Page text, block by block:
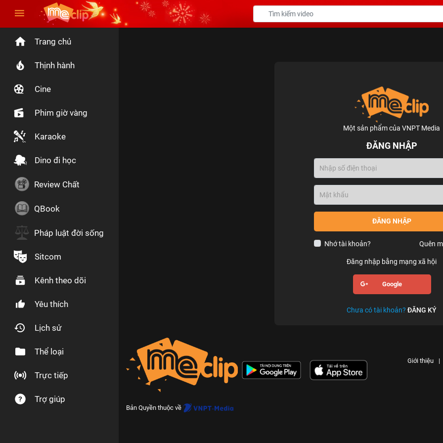
Trang chủ
Thịnh hành
Cine
Phim giờ vàng
Karaoke
Dino đi học
Review Chất
QBook
Pháp luật đời sống
Sitcom
Kênh theo dõi
Yêu thích
Lịch sử
Thể loại
Trực tiếp
Trợ giúp
Một sản phẩm của VNPT Media
ĐĂNG NHẬP
ĐĂNG NHẬP
Nhớ tài khoản? Quên
Đăng nhập bằng mạng xã hội
Google
Chưa có tài khoản? ĐĂNG KÝ
Giới thiệu |
Bản Quyền thuộc về